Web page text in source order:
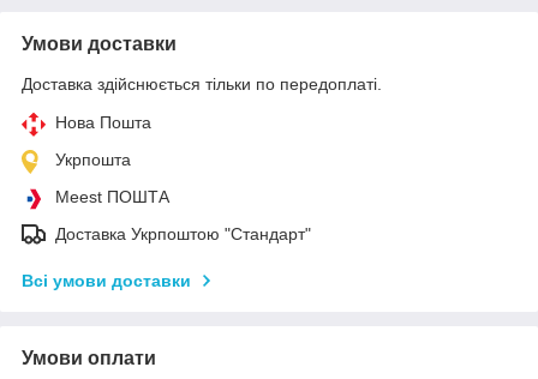
Умови доставки
Доставка здійснюється тільки по передоплаті.
Нова Пошта
Укрпошта
Meest ПОШТА
Доставка Укрпоштою "Стандарт"
Всі умови доставки
Умови оплати